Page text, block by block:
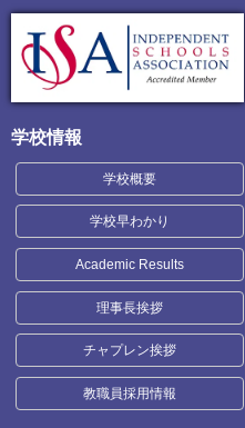
学校情報
学校概要
学校早わかり
Academic Results
理事長挨拶
チャプレン挨拶
教職員採用情報